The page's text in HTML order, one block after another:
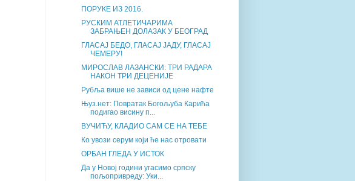
ПОРУКЕ ИЗ 2016.
РУСКИМ АТЛЕТИЧАРИМА
ЗАБРАЊЕН ДОЛАЗАК У БЕОГРАД
ГЛАСАЈ БЕДО, ГЛАСАЈ ЈАДУ, ГЛАСАЈ
ЧЕМЕРУ!
МИРОСЛАВ ЛАЗАНСКИ: ТРИ РАДАРА
НАКОН ТРИ ДЕЦЕНИЈЕ
Рубља више не зависи од цене нафте
Њуз.нет: Повратак Богољуба Карића
подигао висину п...
ВУЧИЋУ, КЛАДИО САМ СЕ НА ТЕБЕ
Ко увози серум који ће нас отровати
ОРБАН ГЛЕДА У ИСТОК
Да у Новој години угасимо српску
пољопривреду: Уки...